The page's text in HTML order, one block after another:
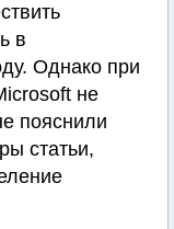
в
Однако при
не
пояснили
статьи,